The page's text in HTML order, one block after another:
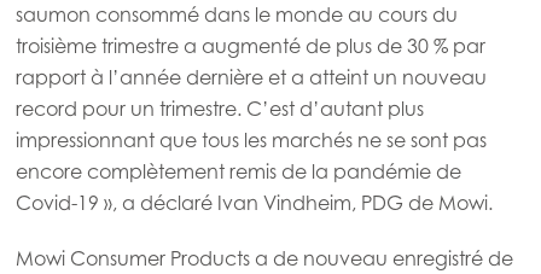
Asia
Mowi Japan
Mowi Korea
saumon consommé dans le monde au cours du
troisième trimestre a augmenté de plus de 30 % par
rapport à l’année dernière et a atteint un nouveau
record pour un trimestre. C’est d’autant plus
impressionnant que tous les marchés ne se sont pas
encore complètement remis de la pandémie de
Covid-19 », a déclaré Ivan Vindheim, PDG de Mowi.
Mowi Consumer Products a de nouveau enregistré de